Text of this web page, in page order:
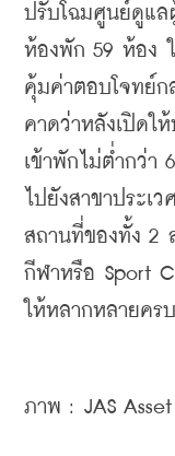
ปรับโฉมศูนย์ดูแล
ห้องพัก 59 ห้อง ใ
คุ้มค่าตอบโจทย์
คาดว่าหลังเปิดใ
เข้าพักไม่ต่ำกว่า
ไปยังสาขาประเ
สถานที่ของทั้ง 2
กีฬาหรือ Sport
ให้หลากหลายค
ภาพ : JAS Asset